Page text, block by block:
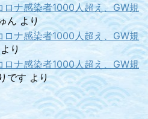
ロナ感染者1000人超え、GW規
んより
ロナ感染者1000人超え、GW規
り
ナ感染者1000人超え、GW規
です より